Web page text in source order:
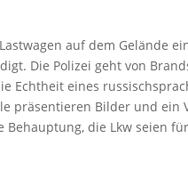
auf dem Gelände
Die Polizei geht von
Echtheit eines
präsentieren Bilder und ein
Behauptung, die Lkw seien